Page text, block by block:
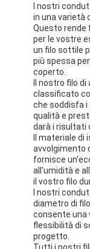
I nostri
in una varietà
Questo rende
per le vostre
un filo sottile
più spessa
coperto.
Il nostro filo
classificato
che soddisfa
qualità e
darà i risultati
Il materiale
avvolgimento
fornisce
all'umidità e
il vostro filo
I nostri
diametro di
consente una
flessibilità di
progetto.